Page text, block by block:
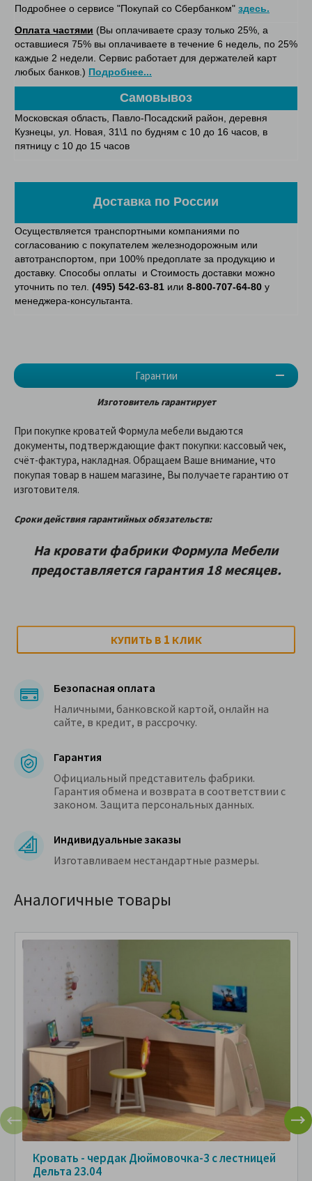
Гарантии
Подробнее о сервисе "Покупай со Сбербанком" здесь.
Оплата частями (Вы оплачиваете сразу только 25%, а
оставшиеся 75% вы оплачиваете в течение 6 недель, по 25%
каждые 2 недели. Сервис работает для держателей карт
любых банков.) Подробнее...
Самовывоз
Московская область, Павло-Посадский район, деревня
Кузнецы, ул. Новая, 31\1 по будням с 10 до 16 часов, в
пятницу с 10 до 15 часов
Доставка по России
Осуществляется транспортными компаниями по
согласованию с покупателем железнодорожным или
автотранспортом, при 100% предоплате за продукцию и
доставку. Способы оплаты и Стоимость доставки можно
уточнить по тел. (495) 542-63-81 или 8-800-707-64-80 у
менеджера-консультанта.
Изготовитель гарантирует
При покупке кроватей Формула мебели выдаются
документы, подтверждающие факт покупки: кассовый чек,
счёт-фактура, накладная. Обращаем Ваше внимание, что
покупая товар в нашем магазине, Вы получаете гарантию от
изготовителя.
Сроки действия гарантийных обязательств:
На кровати фабрики Формула Мебели
предоставляетcя гарантия 18 месяцев.
КУПИТЬ В 1 КЛИК
Безопасная оплата
Наличными, банковской картой, онлайн на
сайте, в кредит, в рассрочку.
Гарантия
Официальный представитель фабрики.
Гарантия обмена и возврата в соответствии с
законом. Защита персональных данных.
Индивидуальные заказы
Изготавливаем нестандартные размеры.
Аналогичные товары
Кровать - чердак Дюймовочка-3 с лестницей
Дельта 23.04